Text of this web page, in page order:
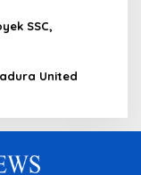
SSC,
United